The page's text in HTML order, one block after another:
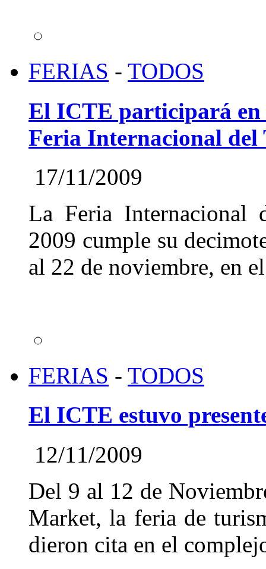
FERIAS - TODOS
El ICTE participará
Feria Internacional
17/11/2009
La Feria Internacional
2009 cumple su
al 22 de noviembre, en
FERIAS - TODOS
El ICTE estuvo
12/11/2009
Del 9 al 12 de
Market, la feria de
dieron cita en el